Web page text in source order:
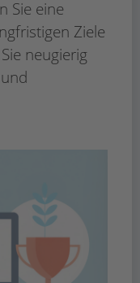
Sie eine
Ziele
neugierig